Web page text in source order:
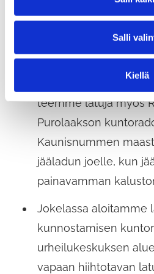
Salli
Kiellä
Tavoitteenamme on
hiihtokunnossa.
Sairaalan puistosta.
teemme latuja myös
Purolaakson
Kaunisnummen
jääladun joelle, kun
painavamman
Jokelassa aloitamme
kunnostamisen
urheilukeskuksen
vapaan hiihtotavan